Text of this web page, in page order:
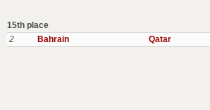
15th place
2
Bahrain Qatar